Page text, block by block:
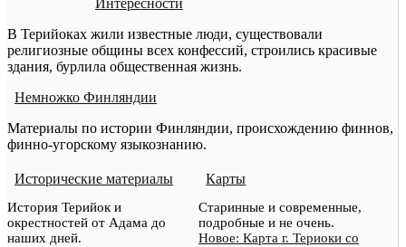
В Терийоках жили известные люди, существовали
религиозные общины всех конфессий, строились красивые
здания, бурлила общественная жизнь.
Немножко Финляндии
Материалы по истории Финляндии, происхождению финнов,
финно-угорскому языкознанию.
Исторические материалы
История Терийок и
окрестностей от Адама до
наших дней.
Карты
Старинные и современные,
подробные и не очень.
Новое: Карта г. Териоки со